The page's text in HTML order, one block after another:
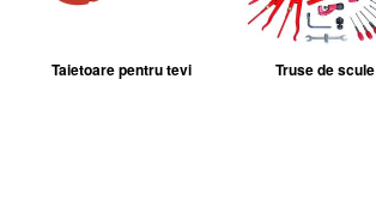
Taietoare pentru tevi Truse de scule